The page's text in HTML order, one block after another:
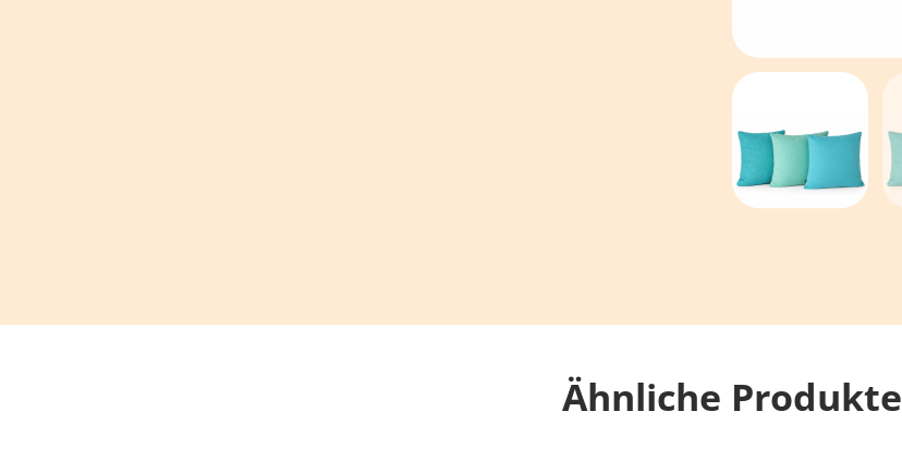
Ähnliche Produkte